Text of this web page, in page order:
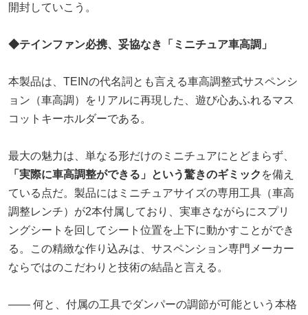
開封していこう。
◆テインファン必携、妥協なき「ミニチュア車高調」
本製品は、TEINの代名詞とも言える車高調整式サスペンシ
ョン（車高調）をリアルに再現した、遊び心あふれるマス
コットキーホルダーである。
最大の魅力は、単なる形だけのミニチュアにとどまらず、
「実際に車高調整ができる」という驚きのギミック を備え
ている点だ。製品にはミニチュアサイズの専用工具（車高
調整レンチ）が2本付属しており、実車さながらにスプリ
ングシートを回してシート位置を上下に動かすことができ
る。この精緻な作り込みは、サスペンション専門メーカー
ならではのこだわりと技術の結晶と言える。
―― 何と、付属の工具でダンパーの調節が可能という本格